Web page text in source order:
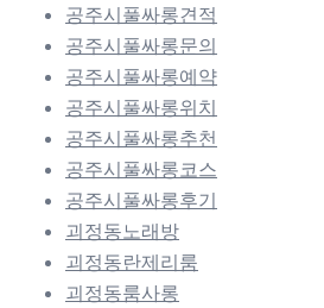
공주시풀싸롱견적
공주시풀싸롱문의
공주시풀싸롱예약
공주시풀싸롱위치
공주시풀싸롱추천
공주시풀싸롱코스
공주시풀싸롱후기
괴정동노래방
괴정동란제리룸
괴정동룸사롱